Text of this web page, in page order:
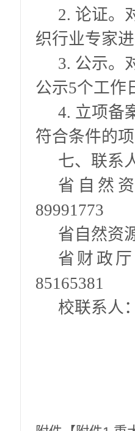
2. 论证。
织行业专家
3. 公示。
公示5个工作
4. 立项备
符合条件的
七、联系
省自然
89991773
省自然资
省财政
85165381
校联系人